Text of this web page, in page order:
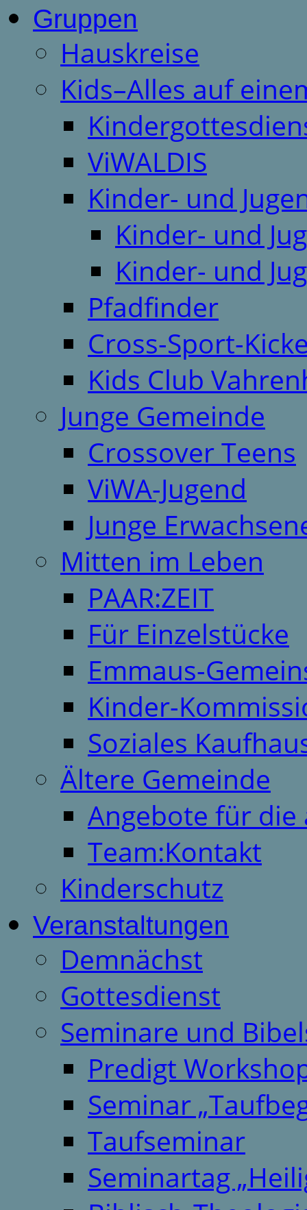
Gruppen
Hauskreise
Kids–Alles auf
ViWALDIS
Kinder- und
Kinder- und
Kinder- und
Pfadfinder
Cross-Sport-
Kids Club
Junge Gemeinde
Crossover Teens
ViWA-Jugend
Junge
Mitten im Leben
PAAR:ZEIT
Für Einzelstücke
Emmaus-
Kinder-
Soziales
Ältere Gemeinde
Angebote für
Team:Kontakt
Kinderschutz
Veranstaltungen
Demnächst
Gottesdienst
Seminare und
Predigt
Seminar
Taufseminar
Seminartag